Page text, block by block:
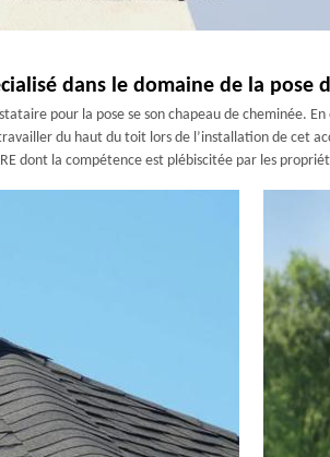
dans le domaine de la pose
pour la pose se son chapeau de
du haut du toit lors de l’installation de cet
dont la compétence est plébiscitée par les